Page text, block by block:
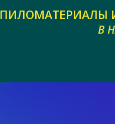
ПИЛОМАТЕРИАЛЫ
В